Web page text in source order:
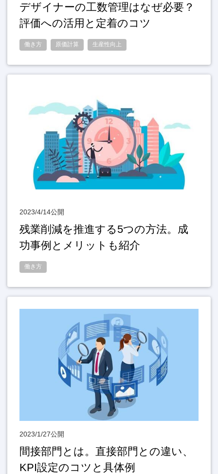
デザイナーの工数管理はなぜ必要？
評価への活用と定着のコツ
働き方 原価計算 生産性向上
2023/4/14公開
残業削減を推進する5つの方法。成
功事例とメリットも紹介
働き方
2023/1/27公開
間接部門とは。直接部門との違い、
KPI設定のコツと具体例